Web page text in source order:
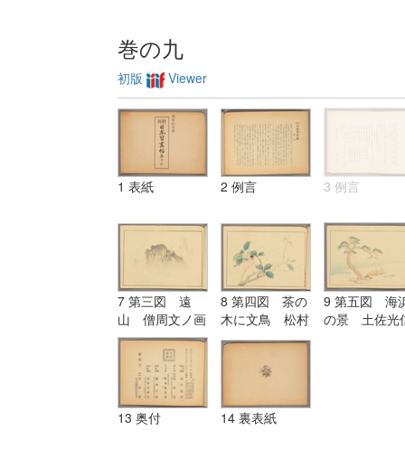
巻の九
初版 Viewer
1 表紙 2 例言 3 例言
7 第三図 遠
山 僧周文ノ画
様ニ倣フ
8 第四図 茶の
木に文鳥 松村
景文ノ画様ニ倣
フ
9 第五図 海
の景 土佐光
13 奥付 14 裏表紙